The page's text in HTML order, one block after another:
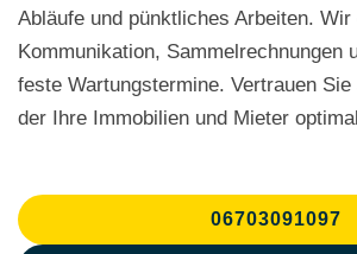
Abläufe und pünktliches Arbeiten.
Kommunikation, Sammelrechnungen
feste Wartungstermine. Vertrauen
der Ihre Immobilien und Mieter
06703091097